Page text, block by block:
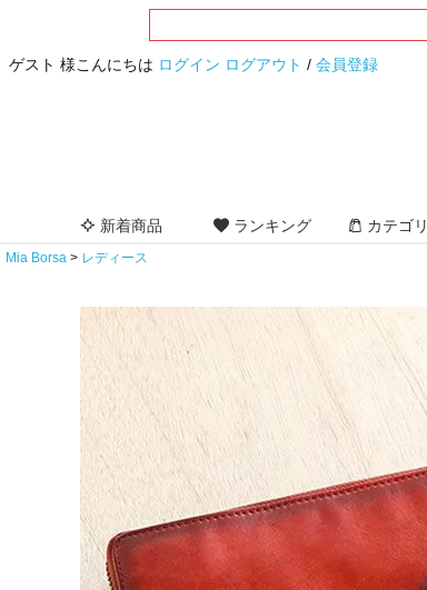
ゲスト 様こんにちは ログイン ログアウト / 会員登録
新着商品 ランキング カテゴリ
Mia Borsa レディース